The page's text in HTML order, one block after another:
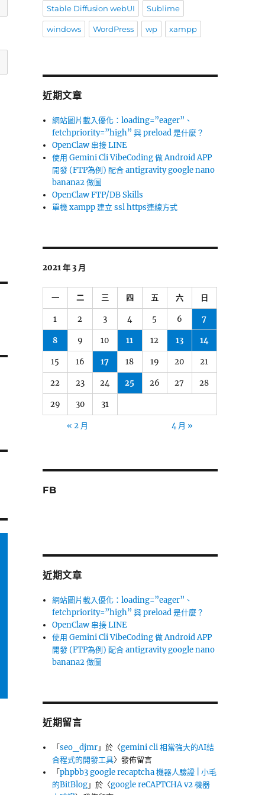
Stable Diffusion webUI Sublime
windows WordPress wp xampp
近期文章
網站圖片載入優化：loading=”eager”、
fetchpriority=”high” 與 preload 是什麼？
OpenClaw 串接 LINE
使用 Gemini Cli VibeCoding 做 Android APP
開發 (FTP為例) 配合 antigravity google nano
banana2 做圖
OpenClaw FTP/DB Skills
單機 xampp 建立 ssl https連線方式
2021 年 3 月
一 二 三 四 五 六 日
1 2 3 4 5 6 7
8 9 10 11 12 13 14
15 16 17 18 19 20 21
22 23 24 25 26 27 28
29 30 31
« 2 月 4 月 »
FB
近期文章
網站圖片載入優化：loading=”eager”、
fetchpriority=”high” 與 preload 是什麼？
OpenClaw 串接 LINE
使用 Gemini Cli VibeCoding 做 Android APP
開發 (FTP為例) 配合 antigravity google nano
banana2 做圖
近期留言
「seo_djmr」於〈gemini cli 相當強大的AI結
合程式的開發工具〉發佈留言
「phpbb3 google recaptcha 機器人驗證 | 小毛
的BitBlog」於〈google reCAPTCHA v2 機器